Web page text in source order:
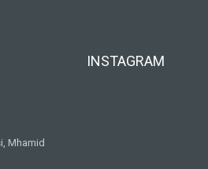
Mhamid
INSTAGRAM